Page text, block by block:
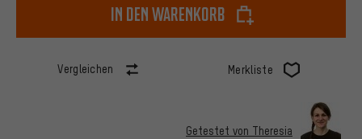
In den Warenkorb
Vergleichen Merkliste
Getestet von Theresia